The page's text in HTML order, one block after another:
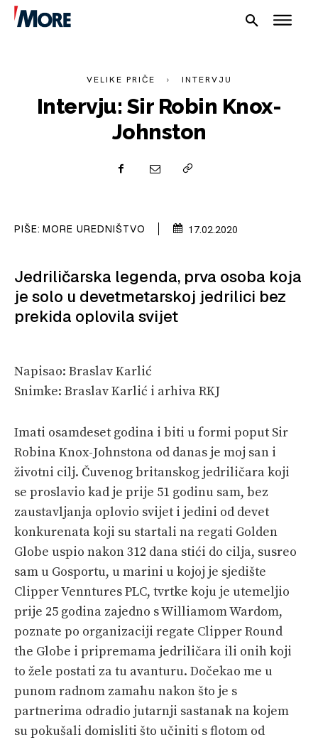
PLOVILA
PLOVIDBA
SPIZA
VELIKE PRIČE
SHOP
VELIKE PRIČE INTERVJU
Intervju: Sir Robin Knox-
Johnston
PIŠE: MORE UREDNIŠTVO 17.02.2020
Jedriličarska legenda, prva osoba koja
je solo u devetmetarskoj jedrilici bez
prekida oplovila svijet
Napisao: Braslav Karlić
Snimke: Braslav Karlić i arhiva RKJ
Imati osamdeset godina i biti u formi poput Sir
Robina Knox-Johnstona od danas je moj san i
životni cilj. Čuvenog britanskog jedriličara koji
se proslavio kad je prije 51 godinu sam, bez
zaustavljanja oplovio svijet i jedini od devet
konkurenata koji su startali na regati Golden
Globe uspio nakon 312 dana stići do cilja, susreo
sam u Gosportu, u marini u kojoj je sjedište
Clipper Venntures PLC, tvrtke koju je utemeljio
prije 25 godina zajedno s Williamom Wardom,
poznate po organizaciji regate Clipper Round
the Globe i pripremama jedriličara ili onih koji
to žele postati za tu avanturu. Dočekao me u
punom radnom zamahu nakon što je s
partnerima odradio jutarnji sastanak na kojem
su pokušali domisliti što učiniti s flotom od